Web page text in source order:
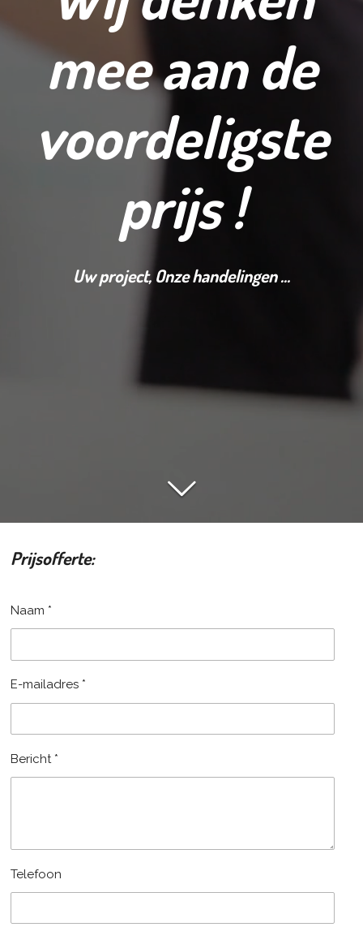
mee aan de
voordeligste
prijs !
Uw project, Onze handelingen ...
Prijsofferte:
Naam *
E-mailadres *
Bericht *
Telefoon